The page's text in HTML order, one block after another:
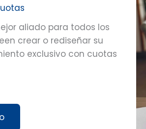
aliado para todos los
crear o rediseñar su
exclusivo con cuotas